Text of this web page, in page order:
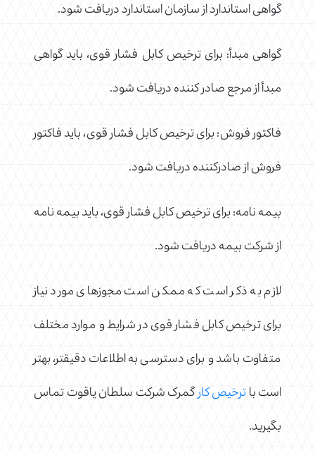
گواهی استاندارد از سازمان استاندارد دریافت شود.
گواهی مبدأ: برای ترخیص کابل فشار قوی، باید گواهی
مبدأ از مرجع صادر کننده دریافت شود.
فاکتور فروش: برای ترخیص کابل فشار قوی، باید فاکتور
فروش از صادرکننده دریافت شود.
بیمه نامه: برای ترخیص کابل فشار قوی، باید بیمه نامه
از شرکت بیمه دریافت شود.
لازم به ذکر است که ممکن است مجوزهای مورد نیاز
برای ترخیص کابل فشار قوی در شرایط و موارد مختلف
متفاوت باشد و برای دسترسی به اطلاعات دقیقتر، بهتر
است باترخیص کارگمرک شرکت سلطان یاقوت تماس
بگیرید.